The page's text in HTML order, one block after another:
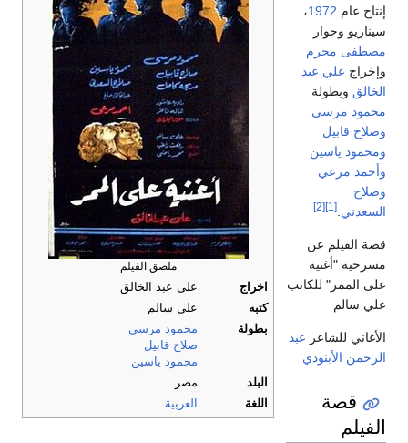
ملصق الفيلم
اخراج
على عبد الخالق
كتبه
علي سالم
بطولة
محمود مرسي
صلاح قابيل
محمود ياسين
البلد
مصر
اللغة
العربية
إنتاج عام 1972،
سيناريو وحوار
مصطفى محرم
وإخراج علي عبد
الخالق وبطولة
محمود مرسي
وصلاح قابيل
ومحمود ياسين
وأحمد مرعي
وصلاح
السعدني [1]
[2]
قصة الفيلم عن
مسرحية "أغنية
على الممر" للكاتب
علي سالم
الأغاني للشاعر عبد
الرحمن الأبنودي
قصة
الفيلم